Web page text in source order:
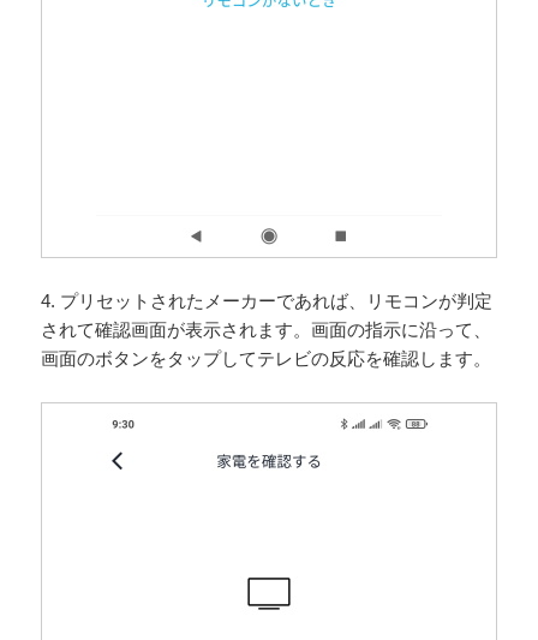
4. プリセットされたメーカーであれば、リモコンが判定
されて確認画面が表示されます。画面の指示に沿って、
画面のボタンをタップしてテレビの反応を確認します。